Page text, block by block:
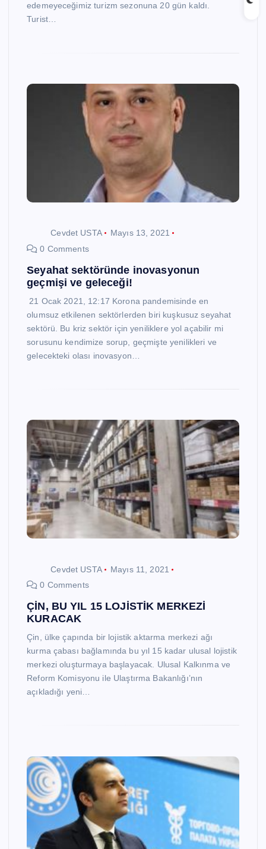
edemeyeceğimiz turizm sezonuna 20 gün kaldı.
Turist…
Cevdet USTA
Mayıs 13, 2021
0 Comments
Seyahat sektöründe inovasyonun
geçmişi ve geleceği!
21 Ocak 2021, 12:17 Korona pandemisinde en
olumsuz etkilenen sektörlerden biri kuşkusuz seyahat
sektörü. Bu kriz sektör için yeniliklere yol açabilir mi
sorusunu kendimize sorup, geçmişte yenilikleri ve
gelecekteki olası inovasyon…
Cevdet USTA
Mayıs 11, 2021
0 Comments
ÇİN, BU YIL 15 LOJİSTİK MERKEZİ
KURACAK
Çin, ülke çapında bir lojistik aktarma merkezi ağı
kurma çabası bağlamında bu yıl 15 kadar ulusal lojistik
merkezi oluşturmaya başlayacak. Ulusal Kalkınma ve
Reform Komisyonu ile Ulaştırma Bakanlığı’nın
açıkladığı yeni…